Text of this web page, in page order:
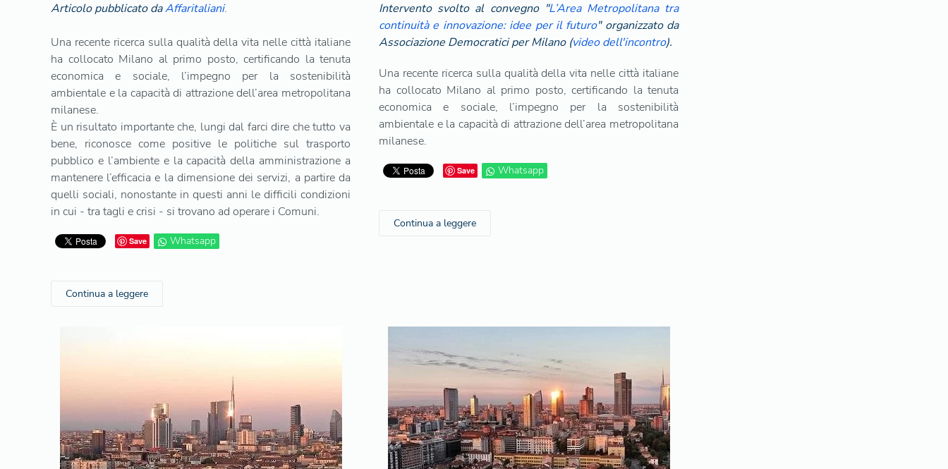
Articolo pubblicato daAffaritaliani.
Una recente ricerca sulla qualità della vita nelle città italiane
ha collocato Milano al primo posto, certificando la tenuta
economica e sociale, l’impegno per la sostenibilità
ambientale e la capacità di attrazione dell’area metropolitana
milanese.
È un risultato importante che, lungi dal farci dire che tutto va
bene, riconosce come positive le politiche sul trasporto
pubblico e l’ambiente e la capacità della amministrazione a
mantenere l’efficacia e la dimensione dei servizi, a partire da
quelli sociali, nonostante in questi anni le difficili condizioni
in cui - tra tagli e crisi - si trovano ad operare i Comuni.
Save Whatsapp
Continua a leggere
Intervento svolto al convegno "L’Area Metropolitana tra
continuità e innovazione: idee per il futuro" organizzato da
Associazione Democratici per Milano (video dell'incontro).
Una recente ricerca sulla qualità della vita nelle città italiane
ha collocato Milano al primo posto, certificando la tenuta
economica e sociale, l’impegno per la sostenibilità
ambientale e la capacità di attrazione dell’area metropolitana
milanese.
Save Whatsapp
Continua a leggere